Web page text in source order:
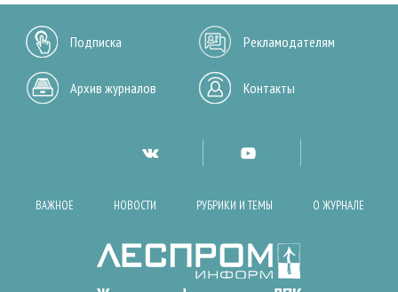
Подписка Рекламодателям
Архив журналов Контакты
ВАЖНОЕ НОВОСТИ РУБРИКИ И ТЕМЫ О ЖУРНАЛЕ